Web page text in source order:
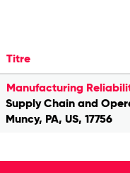
Titre
Manufacturing
Supply Chain and
Muncy, PA, US, 17756